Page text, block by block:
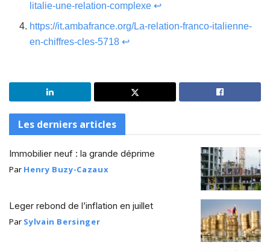
litalie-une-relation-complexe ↩
https://it.ambafrance.org/La-relation-franco-italienne-
en-chiffres-cles-5718 ↩
Les derniers articles
Immobilier neuf : la grande déprime
Par Henry Buzy-Cazaux
Leger rebond de l’inflation en juillet
Par Sylvain Bersinger